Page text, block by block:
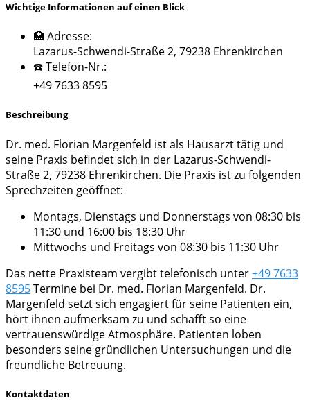
Wichtige Informationen auf einen Blick
🏥 Adresse:
Lazarus-Schwendi-Straße 2, 79238 Ehrenkirchen
☎️ Telefon-Nr.:
+49 7633 8595
Beschreibung
Dr. med. Florian Margenfeld ist als Hausarzt tätig und
seine Praxis befindet sich in der Lazarus-Schwendi-
Straße 2, 79238 Ehrenkirchen. Die Praxis ist zu folgenden
Sprechzeiten geöffnet:
Montags, Dienstags und Donnerstags von 08:30 bis
11:30 und 16:00 bis 18:30 Uhr
Mittwochs und Freitags von 08:30 bis 11:30 Uhr
Das nette Praxisteam vergibt telefonisch unter+49 7633
8595Termine bei Dr. med. Florian Margenfeld. Dr.
Margenfeld setzt sich engagiert für seine Patienten ein,
hört ihnen aufmerksam zu und schafft so eine
vertrauenswürdige Atmosphäre. Patienten loben
besonders seine gründlichen Untersuchungen und die
freundliche Betreuung.
Kontaktdaten